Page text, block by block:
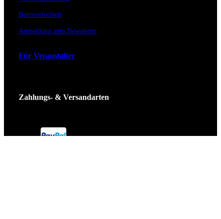
Barrierefreiheit
Anmeldung zum Newsletter
Für Veranstalter
Zahlungs- & Versandarten